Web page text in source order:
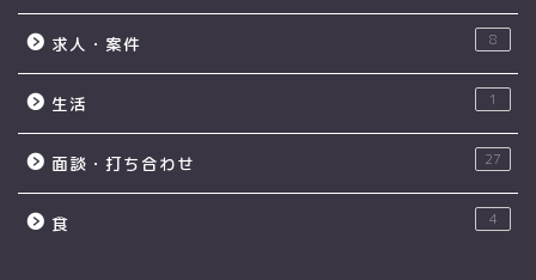
求人・案件 8
生活 1
面談・打ち合わせ 27
食 4